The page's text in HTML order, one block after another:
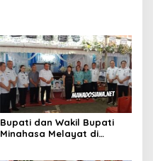
Bupati dan Wakil Bupati
Minahasa Melayat di